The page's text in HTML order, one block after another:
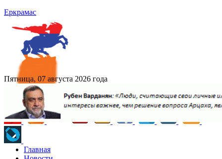
Еркрамас
Пятница, 07 августа 2026 года
Главная